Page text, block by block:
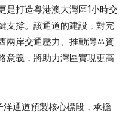
是打造粵港澳大灣區1小時交
支撐。該通道的建設，對完
兩岸交通壓力、推動灣區資
意義，將助力灣區實現更高
通道預製核心標段，承擔